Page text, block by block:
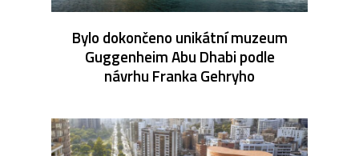
Bylo dokončeno unikátní muzeum
Guggenheim Abu Dhabi podle
návrhu Franka Gehryho